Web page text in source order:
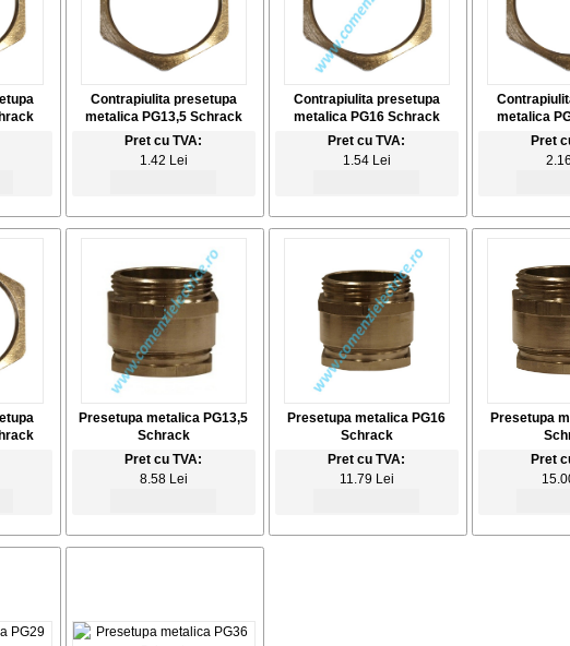
Contrapiulita presetupa
metalica PG13,5 Schrack
Pret cu TVA:
1.42 Lei
Contrapiulita presetupa
metalica PG16 Schrack
Pret cu TVA:
1.54 Lei
metalica
Pret
Presetupa metalica PG13,5
Schrack
Pret cu TVA:
8.58 Lei
Presetupa metalica PG16
Schrack
Pret cu TVA:
11.79 Lei
Presetupa
Pret